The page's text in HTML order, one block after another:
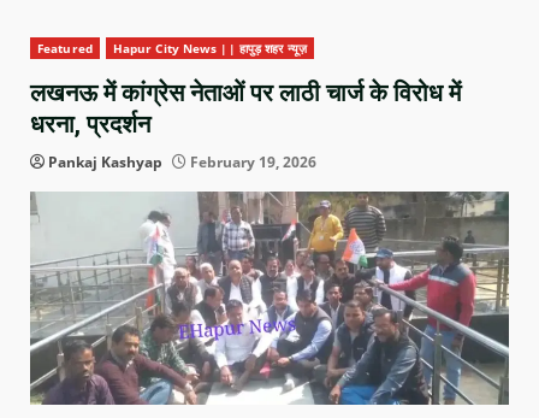
Featured Hapur City News || हापुड़ शहर न्यूज़
लखनऊ में कांग्रेस नेताओं पर लाठी चार्ज के विरोध में
धरना, प्रदर्शन
Pankaj Kashyap February 19, 2026